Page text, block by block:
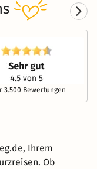
3.500 Bewertungen
Ihrem
Ob